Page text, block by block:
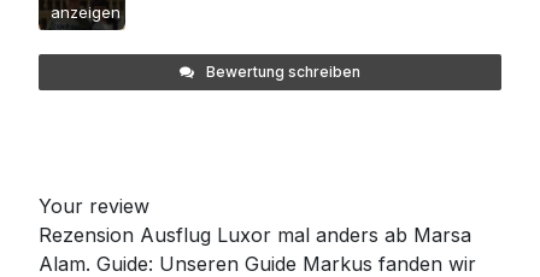
anzeigen
Bewertung schreiben
Your review
Rezension Ausflug Luxor mal anders ab Marsa
Alam. Guide: Unseren Guide Markus fanden wir